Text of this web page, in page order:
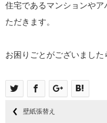
住宅であるマンションや
ただきます。
お困りごとがございました
壁紙張替え